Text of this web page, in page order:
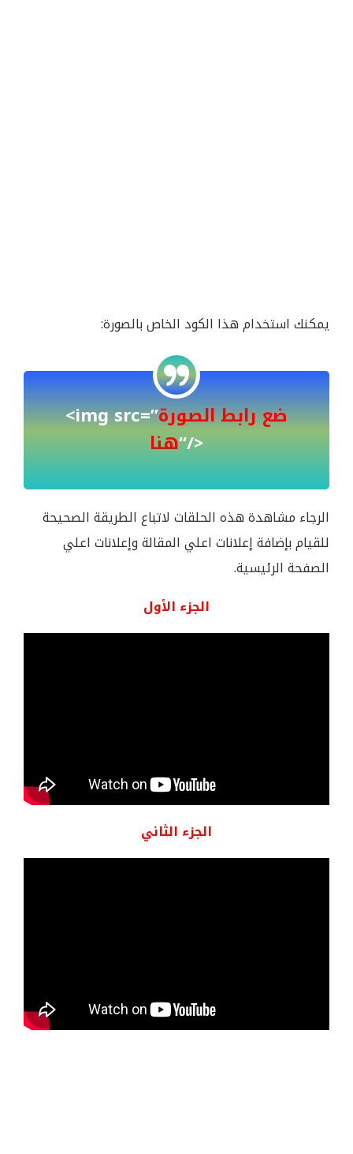
يمكنك استخدام هذا الكود الخاص بالصورة:
<img src=”ضع رابط الصورة
هنا“/>
الرجاء مشاهدة هذه الحلقات لاتباع الطريقة الصحيحة
للقيام بإضافة إعلانات اعلي المقالة وإعلانات اعلي
الصفحة الرئيسية.
الجزء الأول
الجزء الثاني